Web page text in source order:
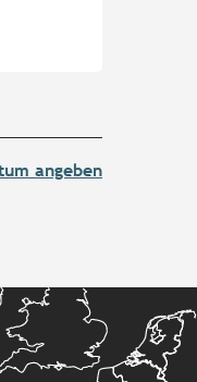
angeben